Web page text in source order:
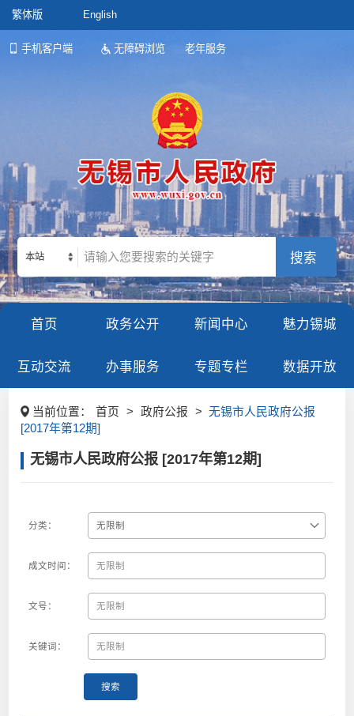
繁体版 English
手机客户端 无障碍浏览 老年服务
本站
首页 政务公开 新闻中心 魅力锡城
互动交流 办事服务 专题专栏 数据开放
当前位置： 首页 > 政府公报 > 无锡市人民政府公报
[2017年第12期]
无锡市人民政府公报 [2017年第12期]
分类：
成文时间：
文号：
关键词：
搜索